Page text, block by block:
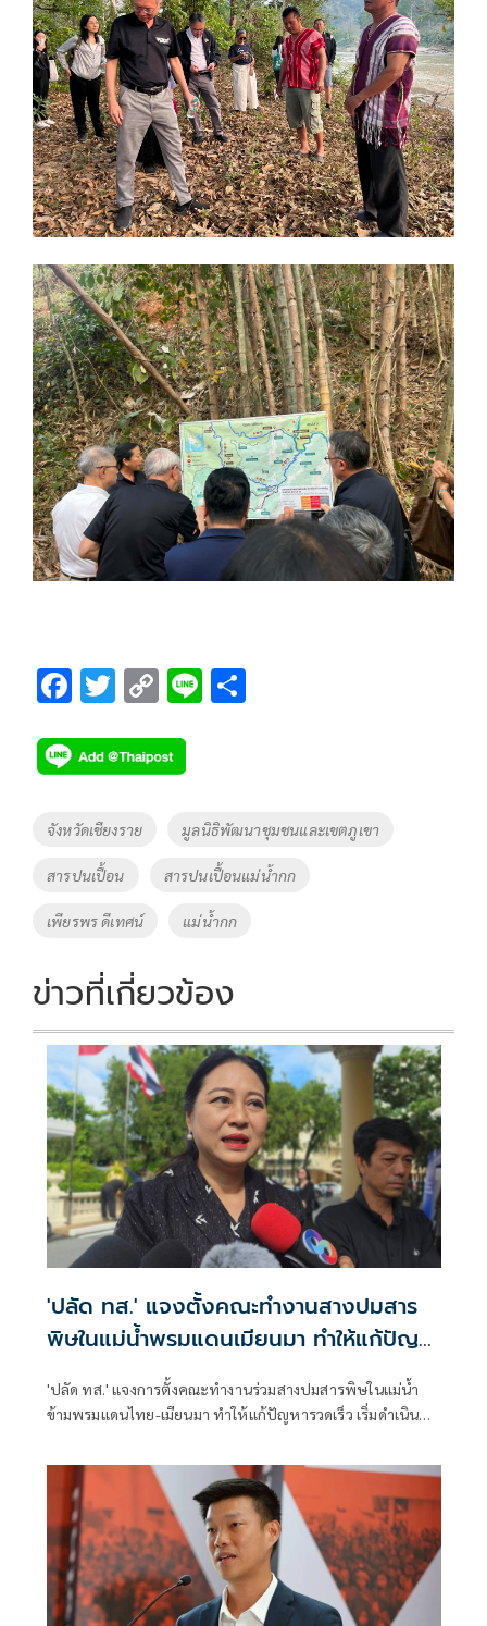
F
e
b
o
o
k
T
tt
er
C
p
y
Li
n
k
Li
Tags
จังหวัดเชียงราย มูลนิธิพัฒนาชุมชนและเขตภูเขา
สารปนเปื้อน สารปนเปื้อนแม่น้ำกก
เพียรพร ดีเทศน์ แม่น้ำกก
ข่าวที่เกี่ยวข้อง
'ปลัด ทส.' แจงตั้งคณะทำงานสางปมสาร
พิษในแม่น้ำพรมแดนเมียนมา ทำให้แก้ปัญหา
'ปลัด ทส.' แจงการตั้งคณะทำงานร่วมสางปมสารพิษในแม่น้ำ
ข้ามพรมแดนไทย-เมียนมา ทำให้แก้ปัญหารวดเร็ว เริ่มดำเนิน